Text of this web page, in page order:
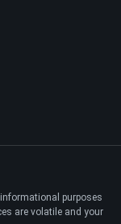
purposes
are volatile and your